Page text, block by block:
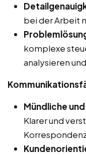
bei der Arbeit
komplexe
analysieren
Mündliche
Klarer und